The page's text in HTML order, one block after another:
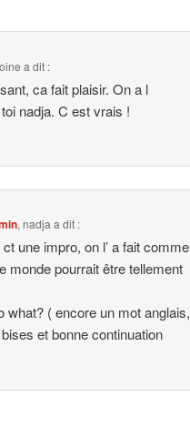
a dit :
ca fait plaisir. On a l
nadja. C est vrais !
,nadja a dit :
une impro, on l’ a fait comme
monde pourrait être tellement
what? ( encore un mot anglais,
et bonne continuation